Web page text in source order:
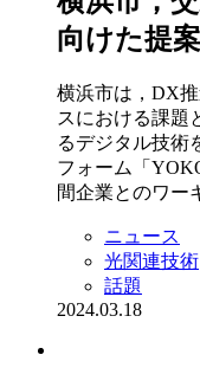
向けた提
横浜市は，DX
スにおける課題
るデジタル技術
フォーム「
間企業とのワー
ニュース
光関連技術
話題
2024.03.18